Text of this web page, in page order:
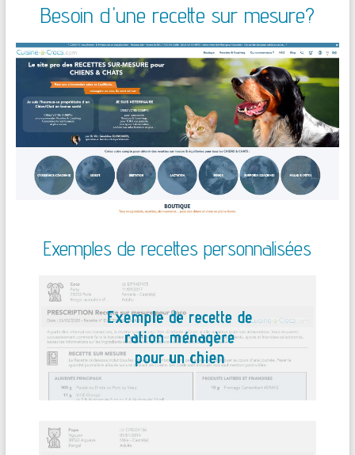
Besoin d'une recette sur mesure?
Exemples de recettes personnalisées